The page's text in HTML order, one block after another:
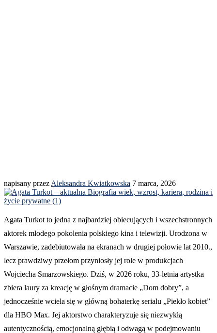
napisany przez Aleksandra Kwiatkowska 7 marca, 2026
Agata Turkot to jedna z najbardziej obiecujących i wszechstronnych
aktorek młodego pokolenia polskiego kina i telewizji. Urodzona w
Warszawie, zadebiutowała na ekranach w drugiej połowie lat 2010.,
lecz prawdziwy przełom przyniosły jej role w produkcjach
Wojciecha Smarzowskiego. Dziś, w 2026 roku, 33-letnia artystka
zbiera laury za kreację w głośnym dramacie „Dom dobry”, a
jednocześnie wciela się w główną bohaterkę serialu „Piekło kobiet”
dla HBO Max. Jej aktorstwo charakteryzuje się niezwykłą
autentycznością, emocjonalną głębią i odwagą w podejmowaniu